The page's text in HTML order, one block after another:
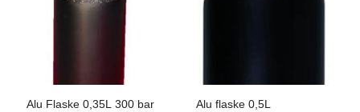
Alu Flaske 0,35L 300 bar Alu flaske 0,5L